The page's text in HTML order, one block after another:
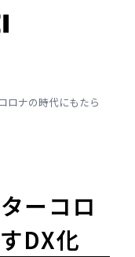
ロナの時代にもたら
ーコロ
DX化